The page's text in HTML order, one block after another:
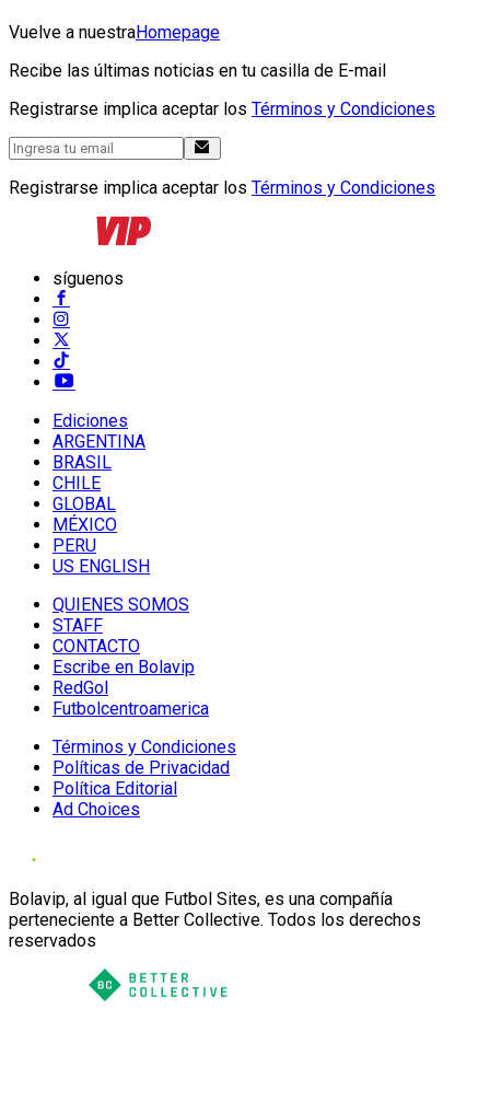
Vuelve a nuestraHomepage
Recibe las últimas noticias en tu casilla de E-mail
Registrarse implica aceptar los Términos y Condiciones
Registrarse implica aceptar los Términos y Condiciones
síguenos
Ediciones
ARGENTINA
BRASIL
CHILE
GLOBAL
MÉXICO
PERU
US ENGLISH
QUIENES SOMOS
STAFF
CONTACTO
Escribe en Bolavip
RedGol
Futbolcentroamerica
Términos y Condiciones
Políticas de Privacidad
Política Editorial
Ad Choices
Bolavip, al igual que Futbol Sites, es una compañía
perteneciente a Better Collective. Todos los derechos
reservados